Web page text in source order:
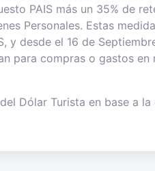
PAIS más un 35% de
Personales. Estas
y desde el 16 de
para compras o gastos en
Dólar Turista en base a